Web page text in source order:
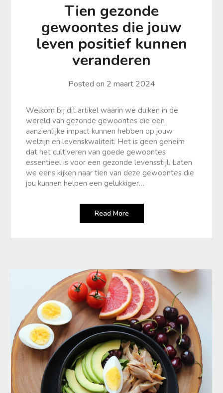
Tien gezonde
gewoontes die jouw
leven positief kunnen
veranderen
Posted on 2 maart 2024
Welkom bij dit artikel waarin we duiken in de
wereld van gezonde gewoontes die een
aanzienlijke impact kunnen hebben op jouw
welzijn en levenskwaliteit. Het is geen geheim
dat het cultiveren van goede gewoontes
essentieel is voor een gezonde levensstijl. Laten
we eens kijken naar tien van deze gewoontes die
jou kunnen helpen een gelukkiger…
Read More